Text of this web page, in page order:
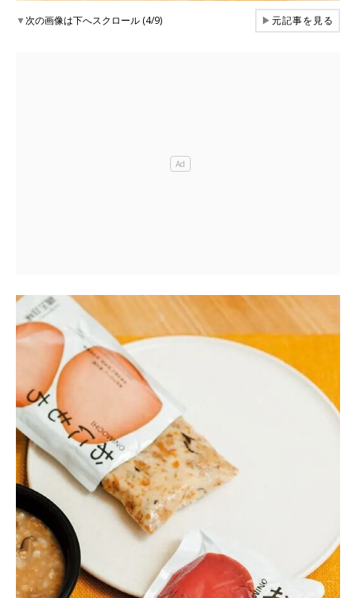
▼次の画像は下へスクロール (4/9) ▶元記事を見る